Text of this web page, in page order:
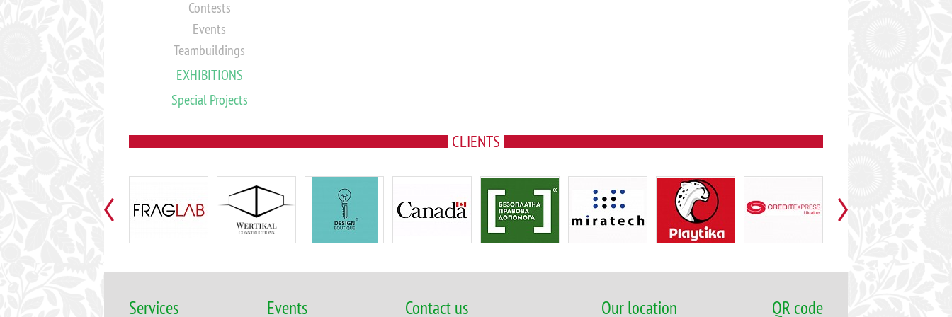
Contests
Events
Teambuildings
EXHIBITIONS
Special Projects
CLIENTS
Services Events Contact us Our location QR code